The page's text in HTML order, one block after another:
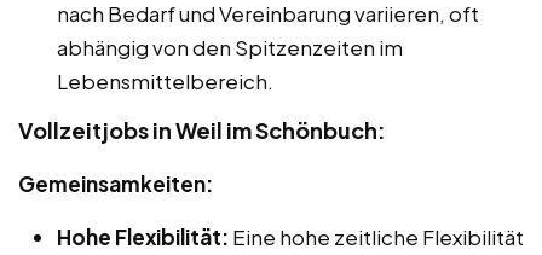
nach Bedarf und Vereinbarung variieren, oft
abhängig von den Spitzenzeiten im
Lebensmittelbereich.
Vollzeitjobs in Weil im Schönbuch:
Gemeinsamkeiten:
Hohe Flexibilität: Eine hohe zeitliche Flexibilität